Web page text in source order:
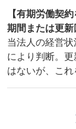
【有期労働契
期間または更新
当法人の経営
により判断。
はないが、これ